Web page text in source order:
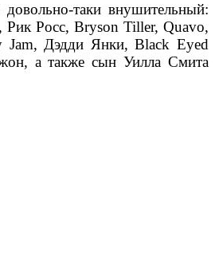
таки внушительный:
Росс, Bryson Tiller, Quavo,
Дэдди Янки, Black Eyed
а также сын Уилла Смита